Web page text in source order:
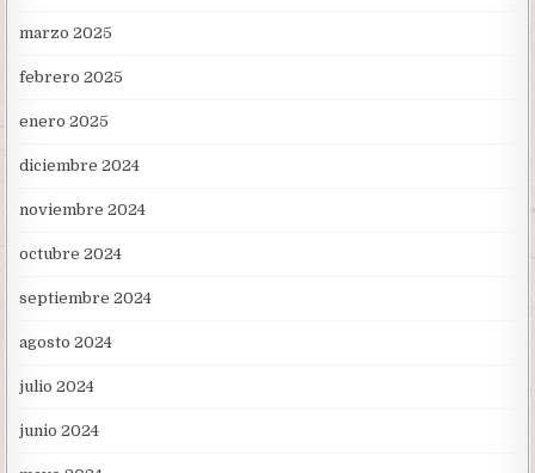
marzo 2025
febrero 2025
enero 2025
diciembre 2024
noviembre 2024
octubre 2024
septiembre 2024
agosto 2024
julio 2024
junio 2024